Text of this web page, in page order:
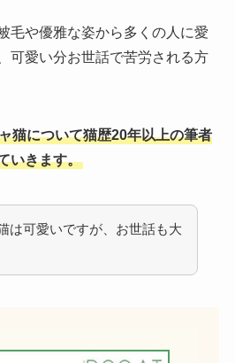
毛や優雅な姿から多くの人に愛
可愛い分お世話で苦労される方
猫について猫歴20年以上の筆者
いきます。
は可愛いですが、お世話も大